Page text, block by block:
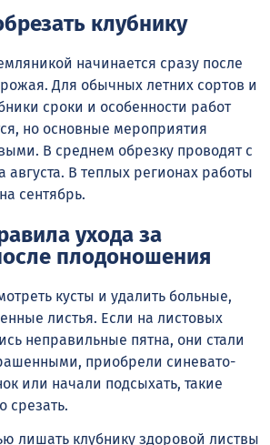
клубнику
начинается сразу после
Для обычных летних сортов и
сроки и особенности работ
но основные мероприятия
В среднем обрезку проводят с
августа. В теплых регионах работы
сентябрь.
ухода за
плодоношения
кусты и удалить больные,
листья. Если на листовых
неправильные пятна, они стали
приобрели синевато-
или начали подсыхать, такие
срезать.
лишать клубнику здоровой листвы